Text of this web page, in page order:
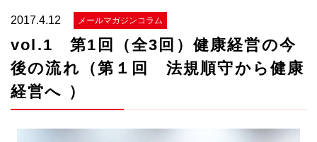
2017.4.12 メールマガジンコラム
vol.1 第1回（全3回）健康経営の今
後の流れ（第１回 法規順守から健康
経営へ ）